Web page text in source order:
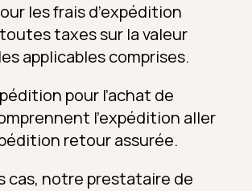
les frais d’expédition
taxes sur la valeur
applicables comprises.
pour l’achat de
l’expédition aller
retour assurée.
cas, notre prestataire de